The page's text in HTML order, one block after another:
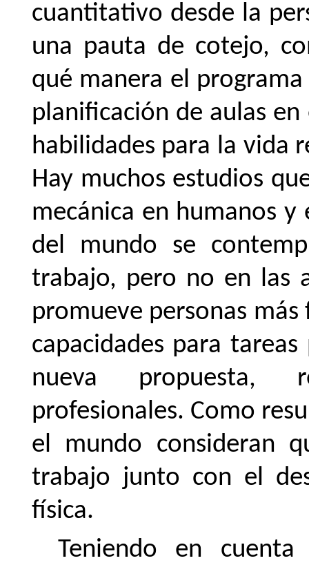
cuantitativo desde la
una pauta de cotejo,
qué manera el
planificación de aulas en
habilidades para la vida
Hay muchos estudios
mecánica en humanos y
del mundo se
trabajo, pero no en las
promueve personas
capacidades para
nueva propuesta,
profesionales. Como
el
mundo consideran
trabajo junto con el
física.
Teniendo en